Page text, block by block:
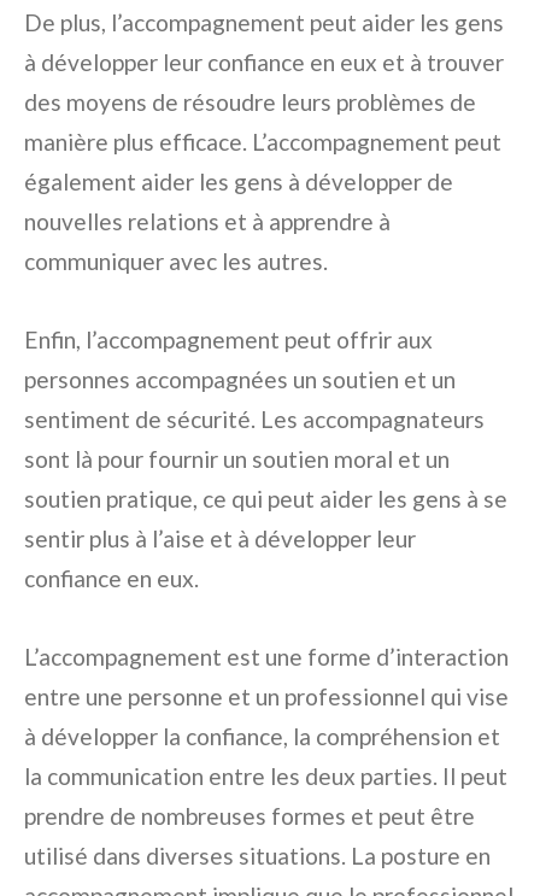
De plus, l’accompagnement peut aider les gens
à développer leur confiance en eux et à trouver
des moyens de résoudre leurs problèmes de
manière plus efficace. L’accompagnement peut
également aider les gens à développer de
nouvelles relations et à apprendre à
communiquer avec les autres.
Enfin, l’accompagnement peut offrir aux
personnes accompagnées un soutien et un
sentiment de sécurité. Les accompagnateurs
sont là pour fournir un soutien moral et un
soutien pratique, ce qui peut aider les gens à se
sentir plus à l’aise et à développer leur
confiance en eux.
L’accompagnement est une forme d’interaction
entre une personne et un professionnel qui vise
à développer la confiance, la compréhension et
la communication entre les deux parties. Il peut
prendre de nombreuses formes et peut être
utilisé dans diverses situations. La posture en